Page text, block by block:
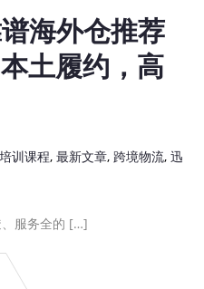
海外仓推荐
土履约，高
培训课程, 最新文章, 跨境物流, 迅
、服务全的 […]